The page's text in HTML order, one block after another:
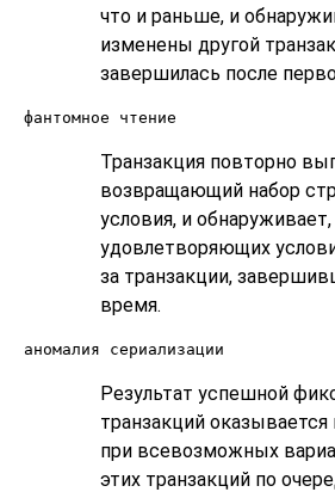
что и раньше, и
изменены другой
завершилась после
фантомное чтение
Транзакция повторно
возвращающий набор
условия, и
удовлетворяющих
за транзакции,
время.
аномалия сериализации
Результат успешной
транзакций
при всевозможных
этих транзакций по